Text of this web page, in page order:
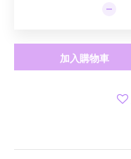
加入購物車